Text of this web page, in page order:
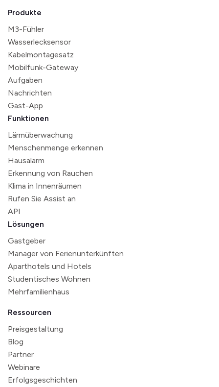
Produkte
M3-Fühler
Wasserlecksensor
Kabelmontagesatz
Mobilfunk-Gateway
Aufgaben
Nachrichten
Gast-App
Funktionen
Lärmüberwachung
Menschenmenge erkennen
Hausalarm
Erkennung von Rauchen
Klima in Innenräumen
Rufen Sie Assist an
API
Lösungen
Gastgeber
Manager von Ferienunterkünften
Aparthotels und Hotels
Studentisches Wohnen
Mehrfamilienhaus
Ressourcen
Preisgestaltung
Blog
Partner
Webinare
Erfolgsgeschichten